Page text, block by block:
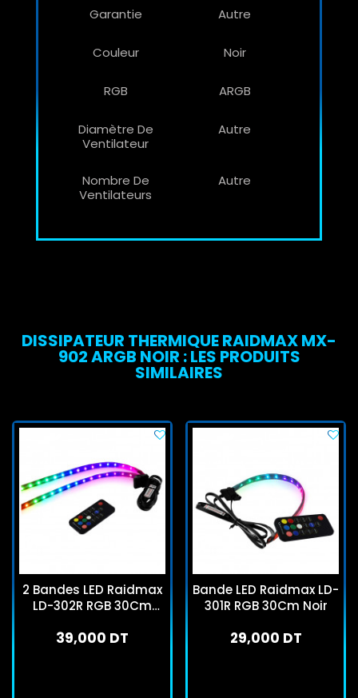
Garantie Autre
Couleur Noir
RGB ARGB
Diamètre De
Ventilateur
Autre
Nombre De
Ventilateurs
Autre
DISSIPATEUR THERMIQUE RAIDMAX MX-
902 ARGB NOIR : LES PRODUITS
SIMILAIRES
2 Bandes LED Raidmax
LD-302R RGB 30Cm
39,000 DT
Bande LED Raidmax LD-
301R RGB 30Cm Noir
29,000 DT